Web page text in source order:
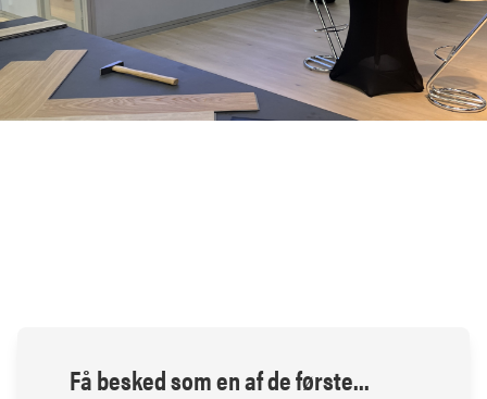
Få besked som en af de første...